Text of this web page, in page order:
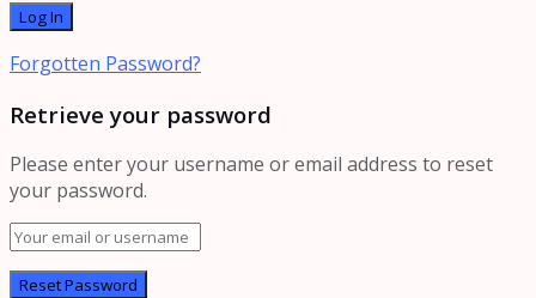
Forgotten Password?
Retrieve your password
Please enter your username or email address to reset
your password.